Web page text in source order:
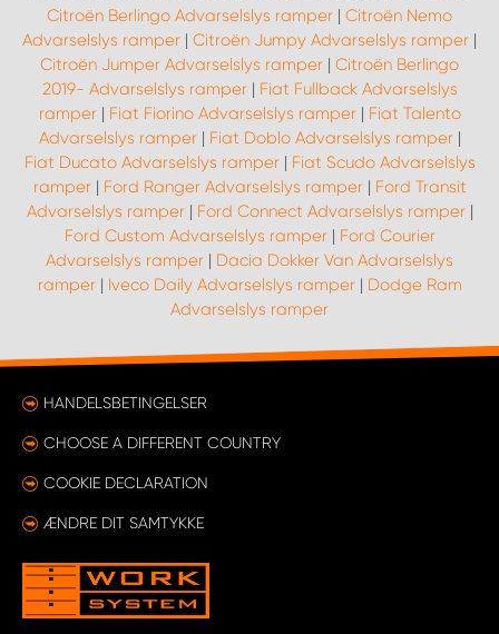
Citroën Berlingo Advarselslys ramper | Citroën Nemo
Advarselslys ramper | Citroën Jumpy Advarselslys ramper |
Citroën Jumper Advarselslys ramper | Citroën Berlingo
2019- Advarselslys ramper| Fiat Fullback Advarselslys
ramper| Fiat Fiorino Advarselslys ramper| Fiat Talento
Advarselslys ramper| Fiat Doblo Advarselslys ramper|
Fiat Ducato Advarselslys ramper| Fiat Scudo Advarselslys
ramper| Ford Ranger Advarselslys ramper| Ford Transit
Advarselslys ramper| Ford Connect Advarselslys ramper|
Ford Custom Advarselslys ramper| Ford Courier
Advarselslys ramper | Dacia Dokker Van Advarselslys
ramper| Iveco Daily Advarselslys ramper| Dodge Ram
Advarselslys ramper
HANDELSBETINGELSER
CHOOSE A DIFFERENT COUNTRY
COOKIE DECLARATION
ÆNDRE DIT SAMTYKKE